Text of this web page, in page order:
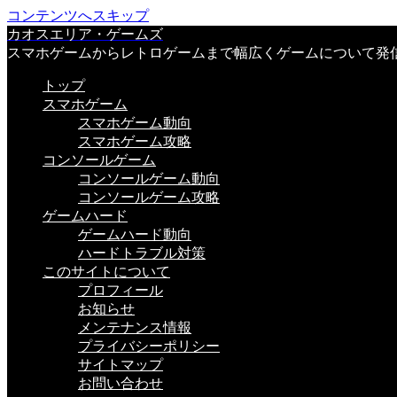
コンテンツへスキップ
カオスエリア・ゲームズ
スマホゲームからレトロゲームまで幅広くゲームについて発
トップ
スマホゲーム
スマホゲーム動向
スマホゲーム攻略
コンソールゲーム
コンソールゲーム動向
コンソールゲーム攻略
ゲームハード
ゲームハード動向
ハードトラブル対策
このサイトについて
プロフィール
お知らせ
メンテナンス情報
プライバシーポリシー
サイトマップ
お問い合わせ